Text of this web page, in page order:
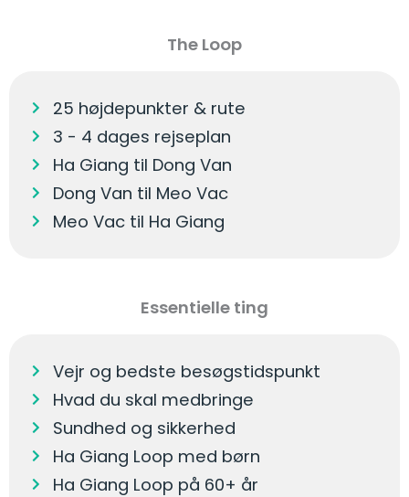
The Loop
25 højdepunkter & rute
3 - 4 dages rejseplan
Ha Giang til Dong Van
Dong Van til Meo Vac
Meo Vac til Ha Giang
Essentielle ting
Vejr og bedste besøgstidspunkt
Hvad du skal medbringe
Sundhed og sikkerhed
Ha Giang Loop med børn
Ha Giang Loop på 60+ år